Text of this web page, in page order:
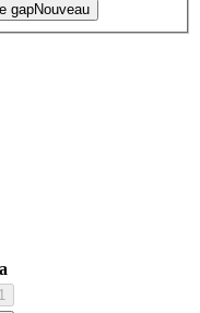
gapNouveau
1